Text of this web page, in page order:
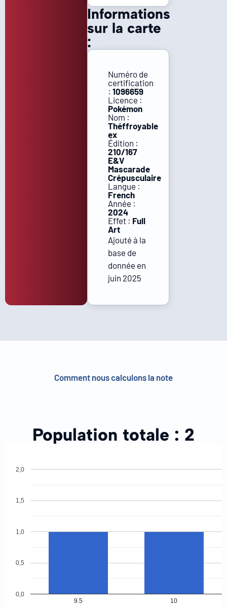
Informations
sur la carte
:
Numéro de
certification
: 1096659
Licence :
Pokémon
Nom :
Théffroyable
ex
Édition :
210/167
E&V
Mascarade
Crépusculaire
Langue :
French
Année :
2024
Effet : Full
Art
Ajouté à la
base de
donnée en
juin 2025
Comment nous calculons la note
Population totale : 2
9.5 10
0,0
0,5
1,0
1,5
2,0